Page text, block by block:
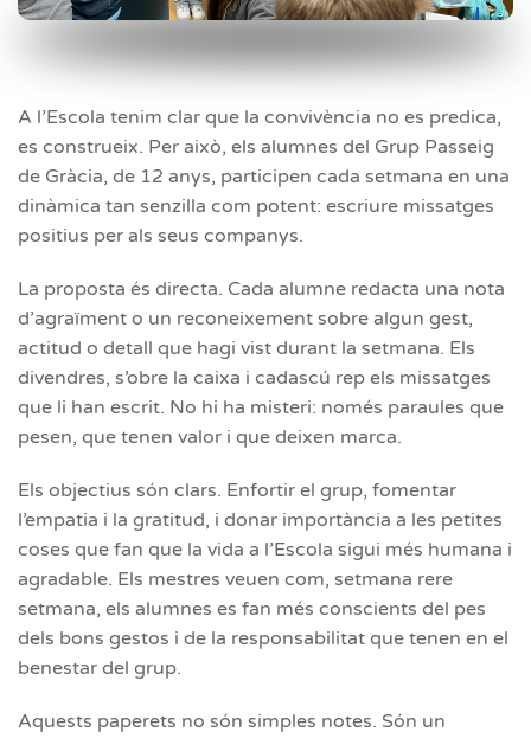
A l’Escola tenim clar que la convivència no es predica,
es construeix. Per això, els alumnes del Grup Passeig
de Gràcia, de 12 anys, participen cada setmana en una
dinàmica tan senzilla com potent: escriure missatges
positius per als seus companys.
La proposta és directa. Cada alumne redacta una nota
d’agraïment o un reconeixement sobre algun gest,
actitud o detall que hagi vist durant la setmana. Els
divendres, s’obre la caixa i cadascú rep els missatges
que li han escrit. No hi ha misteri: només paraules que
pesen, que tenen valor i que deixen marca.
Els objectius són clars. Enfortir el grup, fomentar
l’empatia i la gratitud, i donar importància a les petites
coses que fan que la vida a l’Escola sigui més humana i
agradable. Els mestres veuen com, setmana rere
setmana, els alumnes es fan més conscients del pes
dels bons gestos i de la responsabilitat que tenen en el
benestar del grup.
Aquests paperets no són simples notes. Són un